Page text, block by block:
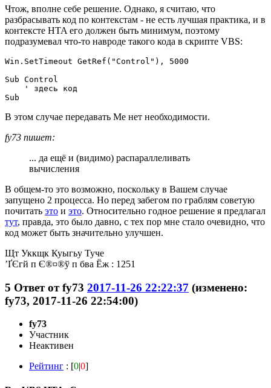
Чтож, вполне себе решение. Однако, я считаю, что
разбрасывать код по контекстам - не есть лучшая практика, и в
контексте HTA его должен быть минимум, поэтому
подразумевал что-то навроде такого кода в скрипте VBS:
Win.SetTimeout GetRef("Control"), 5000
Sub Control
    ' здесь код
Sub
В этом случае передавать Me нет необходимости.
fy73 пишет:
... да ещё и (видимо) распараллеливать
вычисления
В общем-то это возможно, поскольку в Вашем случае
запущено 2 процесса. Но перед забегом по граблям советую
почитать это и это. Относительно годное решение я предлагал
тут, правда, это было давно, с тех пор мне стало очевидно, что
код может быть значительно улучшен.
Щт Уккщк Куыгьу Туче
’ҐЄгй п Є®¤®ў п бва Ёж : 1251
5 Ответ отfy73 2017-11-26 22:22:37 (изменено:
fy73, 2017-11-26 22:54:00)
fy73
Участник
Неактивен
Рейтинг : [0|0]